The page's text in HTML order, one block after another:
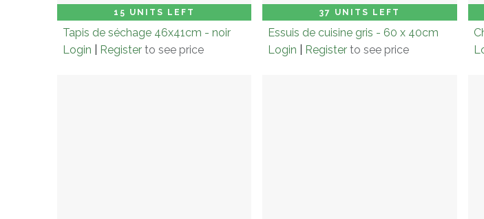
15 UNITS LEFT
Carton (× 3.0) Add to Cart
Tapis de séchage 46x41cm - noir
Login
Register to see price
37 UNITS LEFT
Carton (× 3.0) Add to Cart
Essuis de cuisine gris - 60 x 40cm
Login
Register to see price